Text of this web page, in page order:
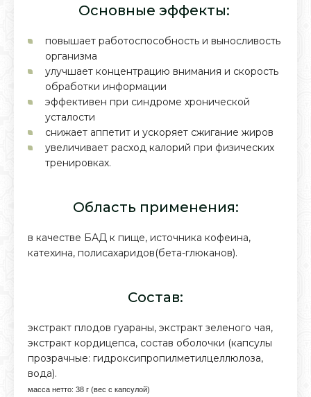
Основные эффекты:
повышает работоспособность и выносливость
организма
улучшает концентрацию внимания и скорость
обработки информации
эффективен при синдроме хронической
усталости
снижает аппетит и ускоряет сжигание жиров
увеличивает расход калорий при физических
тренировках.
Область применения:
в качестве БАД к пище, источника кофеина,
катехина, полисахаридов(бета-глюканов).
Состав:
экстракт плодов гуараны, экстракт зеленого чая,
экстракт кордицепса, состав оболочки (капсулы
прозрачные: гидроксипропилметилцеллюлоза,
вода).
масса нетто: 38 г (вес с капсулой)